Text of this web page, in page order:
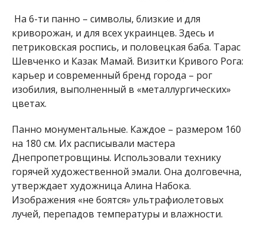
На 6-ти панно – символы, близкие и для
криворожан, и для всех украинцев. Здесь и
петриковская роспись, и половецкая баба. Тарас
Шевченко и Казак Мамай. Визитки Кривого Рога:
карьер и современный бренд города – рог
изобилия, выполненный в «металлургических»
цветах.
Панно монументальные. Каждое – размером 160
на 180 см. Их расписывали мастера
Днепропетровщины. Использовали технику
горячей художественной эмали. Она долговечна,
утверждает художница Алина Набока.
Изображения «не боятся» ультрафиолетовых
лучей, перепадов температуры и влажности.